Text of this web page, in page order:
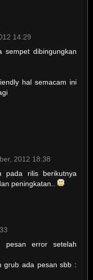
14:29
sempet dibingungkan
hal semacam ini
2012 18:38
pada rilis berikutnya
peningkatan..
pesan error setelah
grub ada pesan sbb :